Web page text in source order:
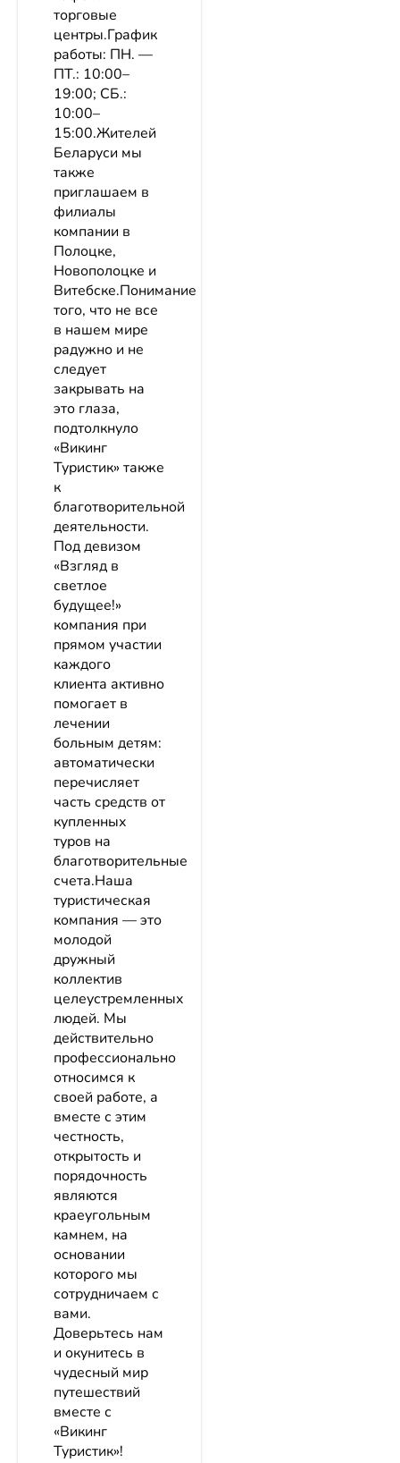
торговые
центры.График
работы: ПН. —
ПТ.: 10:00–
19:00; СБ.:
10:00–
15:00.Жителей
Беларуси мы
также
приглашаем в
филиалы
компании в
Полоцке,
Новополоцке и
Витебске.Понимание
того, что не все
в нашем мире
радужно и не
следует
закрывать на
это глаза,
подтолкнуло
«Викинг
Туристик» также
к
благотворительной
деятельности.
Под девизом
«Взгляд в
светлое
будущее!»
компания при
прямом участии
каждого
клиента активно
помогает в
лечении
больным детям:
автоматически
перечисляет
часть средств от
купленных
туров на
благотворительные
счета.Наша
туристическая
компания — это
молодой
дружный
коллектив
целеустремленных
людей. Мы
действительно
профессионально
относимся к
своей работе, а
вместе с этим
честность,
открытость и
порядочность
являются
краеугольным
камнем, на
основании
которого мы
сотрудничаем с
вами.
Доверьтесь нам
и окунитесь в
чудесный мир
путешествий
вместе с
«Викинг
Туристик»!